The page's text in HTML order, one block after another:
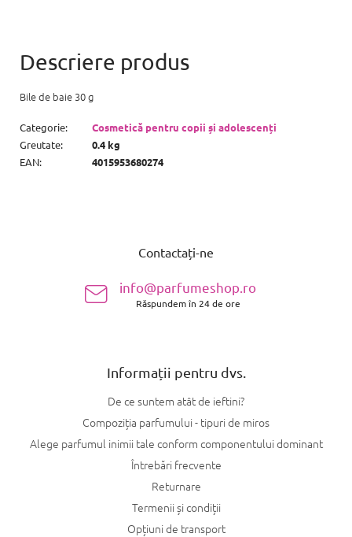
Bile de baie 30 g
Categorie:
Cosmetică pentru copii și adolescenți
Greutate:
0.4 kg
EAN: 4015953680274
Contactați-ne
info@parfumeshop.ro
Răspundem în 24 de ore
Informații pentru dvs.
De ce suntem atât de ieftini?
Compoziția parfumului - tipuri de miros
Alege parfumul inimii tale conform componentului dominant
Întrebări frecvente
Returnare
Termenii și condiții
Opțiuni de transport